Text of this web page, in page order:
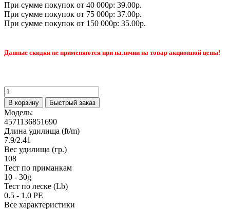
При сумме покупок от 40 000р: 39.00р.
При сумме покупок от 75 000р: 37.00р.
При сумме покупок от 150 000р: 35.00р.
Данные скидки не применяются при наличии на товар акционной цены!
В корзину Быстрый заказ
Модель:
4571136851690
Длина удилища (ft/m)
7.9/2.41
Вес удилища (гр.)
108
Тест по приманкам
10 - 30g
Тест по леске (Lb)
0.5 - 1.0 PE
Все характеристики